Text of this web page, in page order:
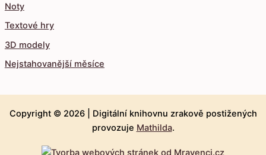
Noty
Textové hry
3D modely
Nejstahovanější měsíce
Copyright © 2026 | Digitální knihovnu zrakově postižených
provozuje Mathilda.